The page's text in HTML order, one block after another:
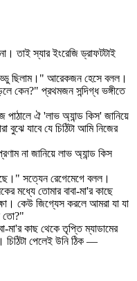
তাই স্যার ইংরেজি ড্রাফটটাই
ছিলাম।" আরেকজন হেসে বলল।
কেন?" প্রথমজন সন্দিগ্ধ ভঙ্গীতে
ঐ 'লাভ অ্যান্ড কিস' জানিয়ে
বুঝে যাবে যে চিঠিটা আমি নিজের
না জানিয়ে লাভ অ্যান্ড কিস
সত্যেন রেগেমেগে বলল।
মধ্যে তোমার বাবা-মা'র কাছে
কেউ জিগ্যেস করলে আমরা যা যা
তো?"
মা'র কাছ থেকে তৃপ্তি ম্যাডামের
পেলেই উনি ঠিক —